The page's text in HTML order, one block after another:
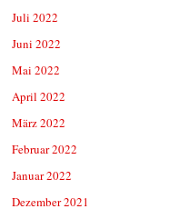
Juli 2022
Juni 2022
Mai 2022
April 2022
März 2022
Februar 2022
Januar 2022
Dezember 2021